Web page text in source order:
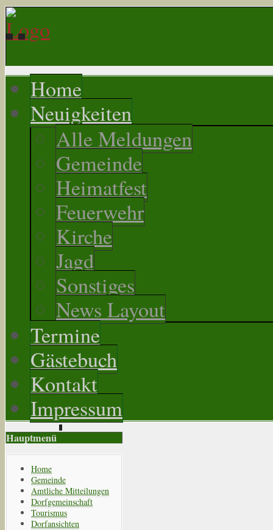
Home
Neuigkeiten
Alle Meldungen
Gemeinde
Heimatfest
Feuerwehr
Kirche
Jagd
Sonstiges
News Layout
Termine
Gästebuch
Kontakt
Impressum
Hauptmenü
Home
Gemeinde
Amtliche Mitteilungen
Dorfgemeinschaft
Tourismus
Dorfansichten